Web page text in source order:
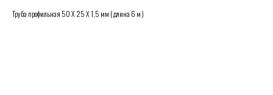
Труба профильная 50 Х 25 Х 1,5 мм ( длина 6 м )